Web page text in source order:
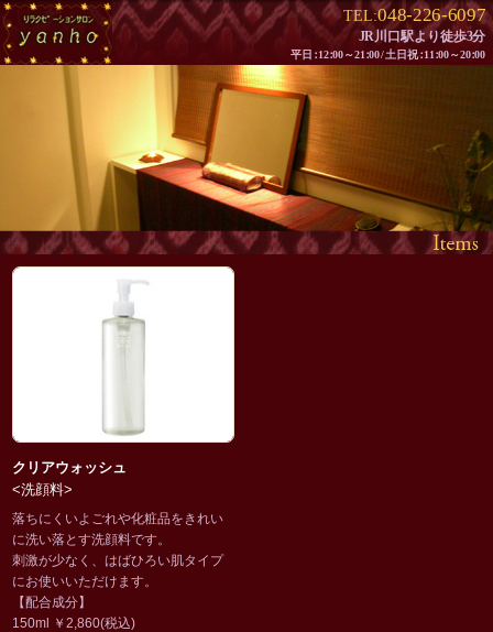
TEL:048-226-6097
JR川口駅より徒歩3分
平日：12：00～21：00/土日祝：11：00～20：00
クリアウォッシュ
<洗顔料>
落ちにくいよごれや化粧品をきれい
に洗い落とす洗顔料です。
刺激が少なく、はばひろい肌タイプ
にお使いいただけます。
【配合成分】
150ml ￥2,860(税込)